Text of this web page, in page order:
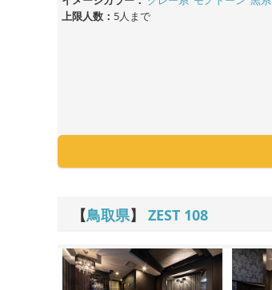
上限人数： 5人まで
【鳥取県】 ZEST 108